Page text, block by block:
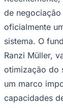
Para Sua Empresa
Anuncie
Guia de
Vagas na
Hub de
Guia
Selo
Portal
Agenda de
de
oficialmente
sistema. O
Ranzi Müller,
otimização do
um marco
capacidades